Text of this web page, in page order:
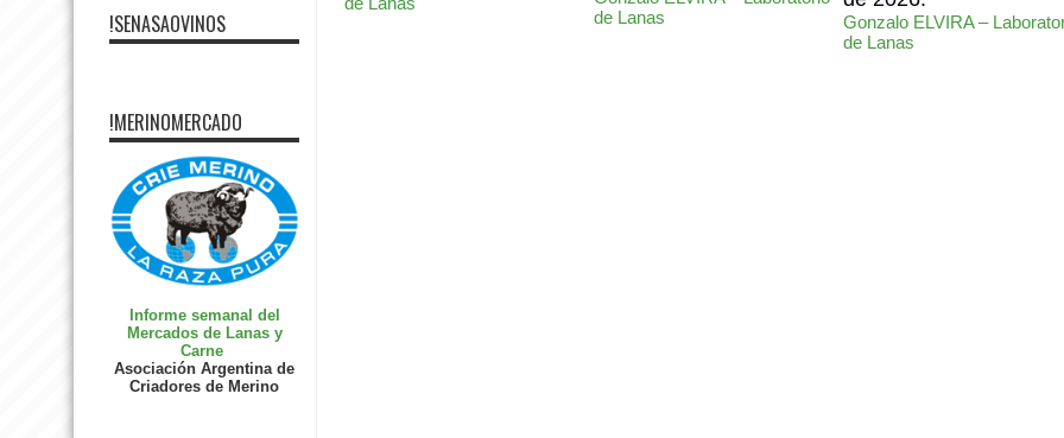
de Lanas
Gonzalo ELVIRA –
de Lanas
!SENASAOVINOS
!MERINOMERCADO
Informe semanal del
Mercados de Lanas y
Carne
Asociación Argentina de
Criadores de Merino